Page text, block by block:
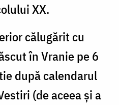
XX.
călugărit cu
în Vranie pe 6
după calendarul
(de aceea și a